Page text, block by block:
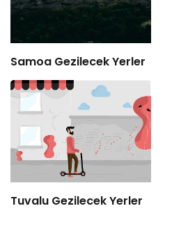
Samoa Gezilecek Yerler
Tuvalu Gezilecek Yerler